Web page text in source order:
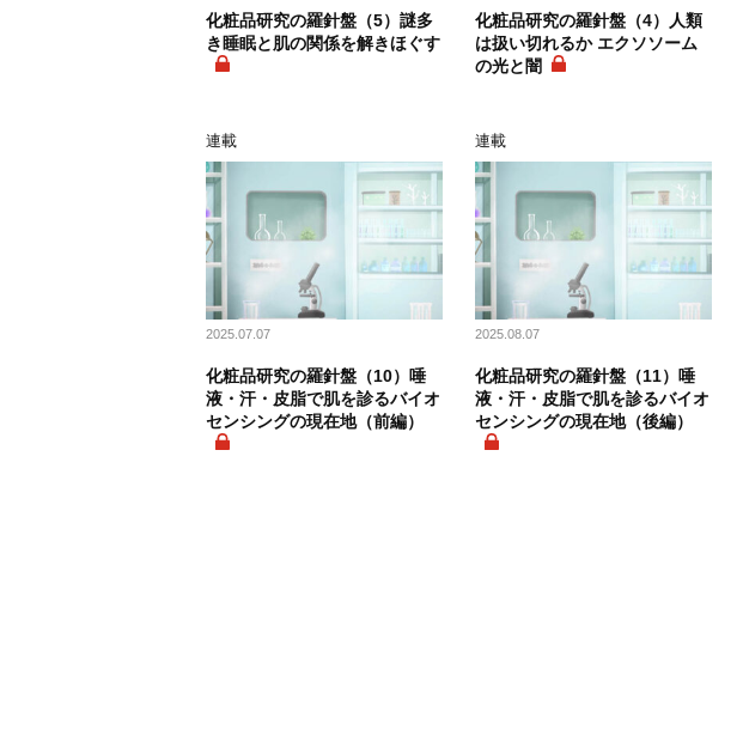
化粧品研究の羅針盤（5）謎多
き睡眠と肌の関係を解きほぐす
化粧品研究の羅針盤（4）人類
は扱い切れるか エクソソーム
の光と闇
連載
2025.07.07
化粧品研究の羅針盤（10）唾
液・汗・皮脂で肌を診るバイオ
センシングの現在地（前編）
連載
2025.08.07
化粧品研究の羅針盤（11）唾
液・汗・皮脂で肌を診るバイオ
センシングの現在地（後編）